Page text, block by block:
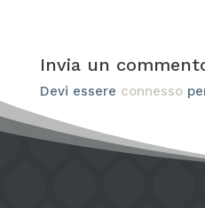
Invia un
Devi essere connesso